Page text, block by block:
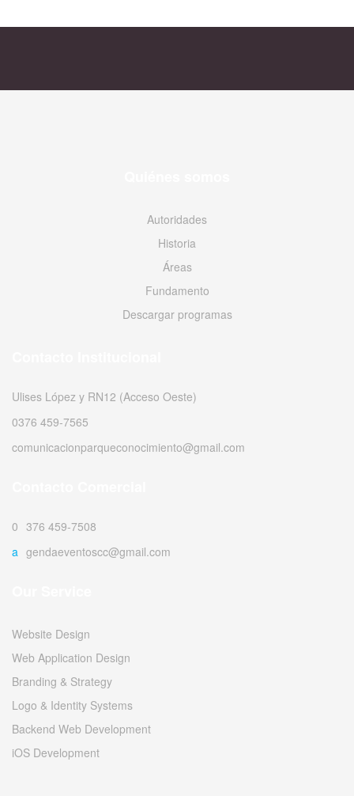
Autoridades
Historia
Áreas
Fundamento
Descargar programas
Ulises López y RN12 (Acceso Oeste)
0376 459-7565
comunicacionparqueconocimiento@gmail.com
0376 459-7508
agendaeventoscc@gmail.com
Website Design
Web Application Design
Branding & Strategy
Logo & Identity Systems
Backend Web Development
iOS Development